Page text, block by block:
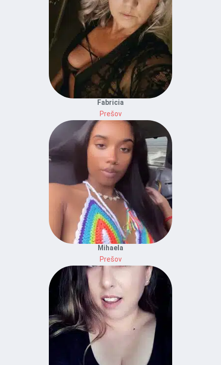
Fabricia
Prešov
Mihaela
Prešov